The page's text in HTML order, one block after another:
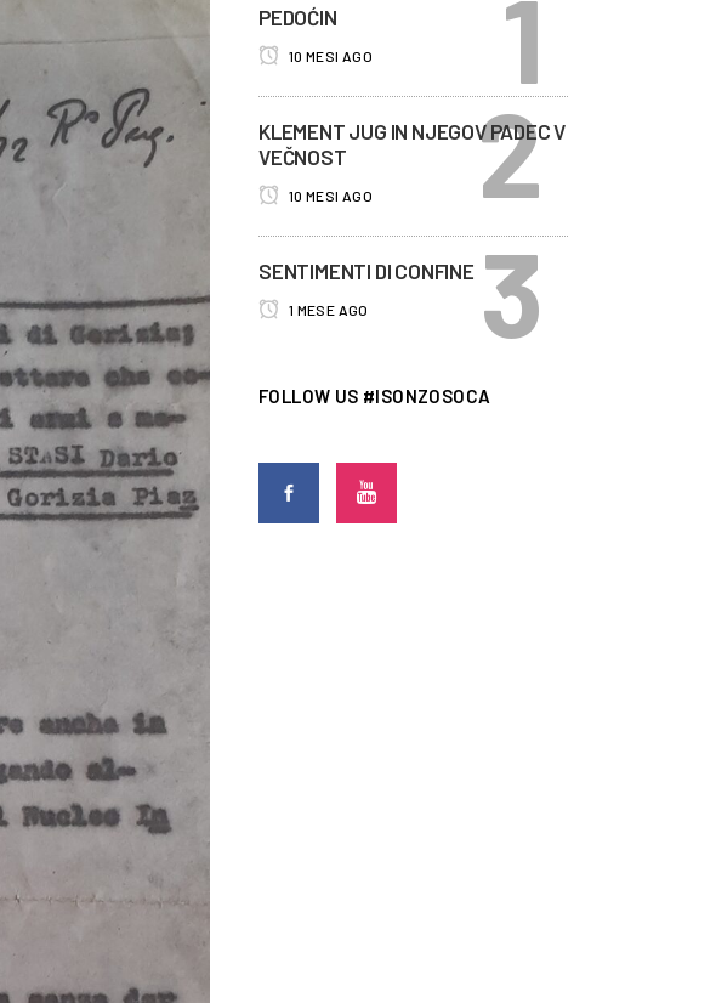
PEDOĆIN
10 MESI AGO
KLEMENT JUG IN NJEGOV PADEC V
VEČNOST
10 MESI AGO
SENTIMENTI DI CONFINE
1 MESE AGO
FOLLOW US #ISONZOSOCA